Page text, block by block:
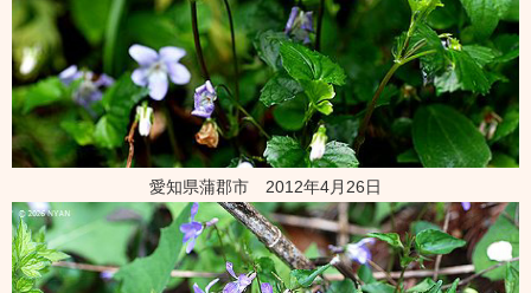
愛知県蒲郡市 2012年4月26日